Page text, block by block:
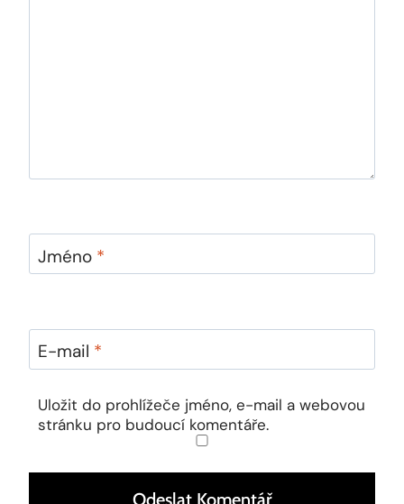
Jméno *
E-mail *
Uložit do prohlížeče jméno, e-mail a webovou
stránku pro budoucí komentáře.